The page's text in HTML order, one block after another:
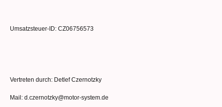
Umsatzsteuer-ID: CZ06756573
Vertreten durch: Detlef Czernotzky
Mail: d.czernotzky@motor-system.de